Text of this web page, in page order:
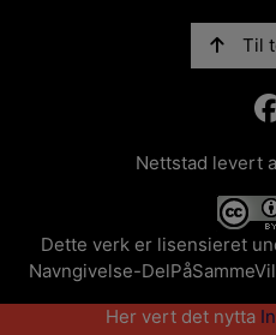
Til
Nettstad levert
Dette verk er lisensieret
Navngivelse-
Her vert det nytta